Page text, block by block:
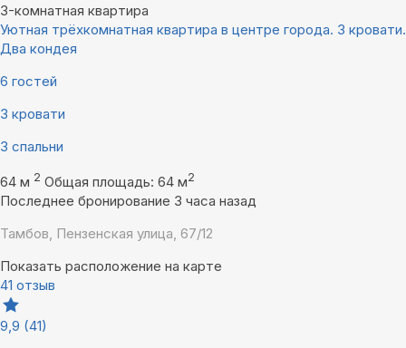
3-комнатная квартира
Уютная трёхкомнатная квартира в центре города. 3 кровати.
Два кондея
6 гостей
3 кровати
3 спальни
64 м 2 Общая площадь: 64 м2
Последнее бронирование 3 часа назад
Тамбов, Пензенская улица, 67/12
Показать расположение на карте
41 отзыв
9,9 (41)